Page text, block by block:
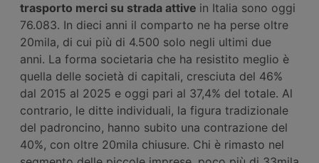
trasporto merci su strada attive in Italia sono oggi
76.083. In dieci anni il comparto ne ha perse oltre
20mila, di cui più di 4.500 solo negli ultimi due
anni. La forma societaria che ha resistito meglio è
quella delle società di capitali, cresciuta del 46%
dal 2015 al 2025 e oggi pari al 37,4% del totale. Al
contrario, le ditte individuali, la figura tradizionale
del padroncino, hanno subito una contrazione del
40%, con oltre 20mila chiusure. Chi è rimasto nel